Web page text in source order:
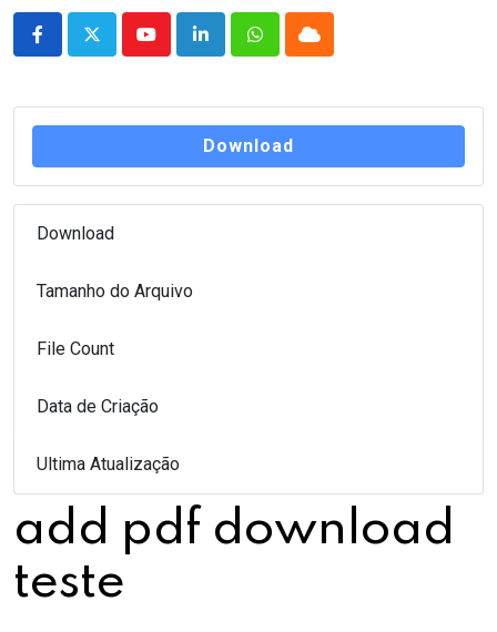
YoutubeLinkedInWhatsappCloud
Download
Download
Tamanho do Arquivo
File Count
Data de Criação
Ultima Atualização
add pdf download
teste